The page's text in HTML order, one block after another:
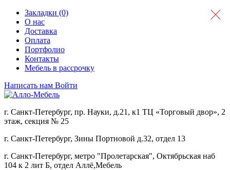
Закладки (0)
О нас
Доставка
Оплата
Портфолио
Контакты
Мебель в рассрочку
Написать нам Войти
г. Санкт-Петербург, пр. Науки, д.21, к1 ТЦ «Торговый двор», 2
этаж, секция № 25
г. Санкт-Петербург, Зины Портновой д.32, отдел 13
г. Санкт-Петербург, метро "Пролетарская", Октябрьская наб
104 к 2 лит Б, отдел Аллё,Мебель